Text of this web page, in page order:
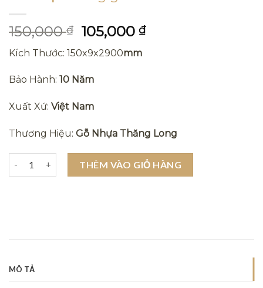
150,000₫
Giá
gốc
là:
150,000 ₫.
105,000₫Giá
Kích Thước: 150x9x2900mm
Bảo Hành: 10 Năm
Xuất Xứ: Việt Nam
Thương Hiệu: Gỗ Nhựa Thăng Long
Tấm ốp lam sóng nhựa giả gỗ kvt4 - Tấm ốp 5 sóng giá rẻ số
THÊM VÀO GIỎ HÀNG
MÔ TẢ